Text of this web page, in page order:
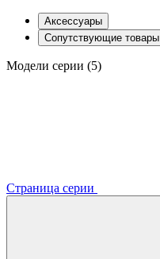
Аксессуары
Сопутствующие товары
Модели серии (5)
Страница серии